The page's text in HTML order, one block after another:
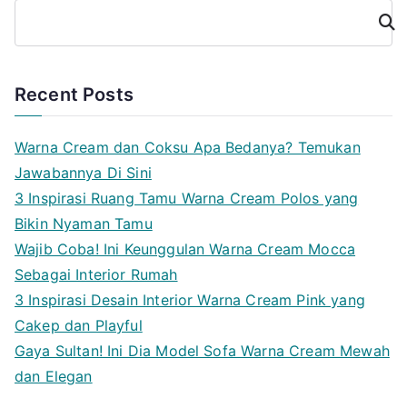
Cari
Recent Posts
Warna Cream dan Coksu Apa Bedanya? Temukan
Jawabannya Di Sini
3 Inspirasi Ruang Tamu Warna Cream Polos yang
Bikin Nyaman Tamu
Wajib Coba! Ini Keunggulan Warna Cream Mocca
Sebagai Interior Rumah
3 Inspirasi Desain Interior Warna Cream Pink yang
Cakep dan Playful
Gaya Sultan! Ini Dia Model Sofa Warna Cream Mewah
dan Elegan